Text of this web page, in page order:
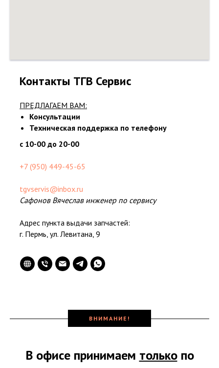
Контакты ТГВ Сервис
ПРЕДЛАГАЕМ ВАМ:
Консультации
Техническая поддержка по телефону
с 10-00 до 20-00
+7 (950) 449-45-65
tgvservis@inbox.ru
Сафонов Вячеслав инженер по сервису
Адрес пункта выдачи запчастей:
г. Пермь, ул. Левитана, 9
ВНИМАНИЕ!
В офисе принимаем толькопо